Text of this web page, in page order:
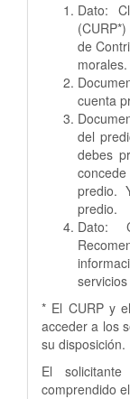
Dato:
de
morales.
cuenta
del
debes
predio.
predio.
Dato:
* El CURP y
acceder a los
su disposición.
El
comprendido